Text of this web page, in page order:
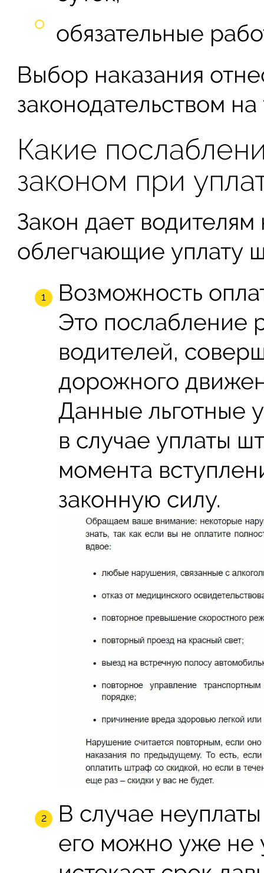
обязательные
Выбор наказания
законодательством
Какие
законом при
Закон дает
облегчающие уплату
Возможность
Это послабление
водителей,
дорожного
Данные льготные
в случае уплаты
момента
законную силу.
В случае
его можно уже не